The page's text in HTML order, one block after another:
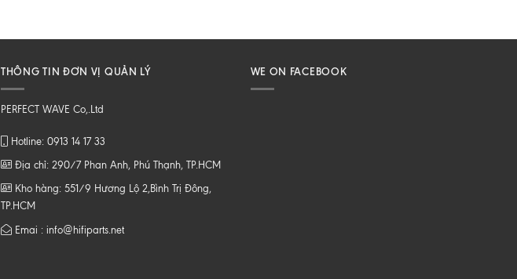
THÔNG TIN ĐƠN VỊ QUẢN LÝ
PERFECT WAVE Co,.Ltd
Hotline: 0913 14 17 33
Địa chỉ: 290/7 Phan Anh, Phú Thạnh, TP.HCM
Kho hàng: 551/9 Hương Lộ 2,Bình Trị Đông,
TP.HCM
Emai : info@hifiparts.net
WE ON FACEBOOK